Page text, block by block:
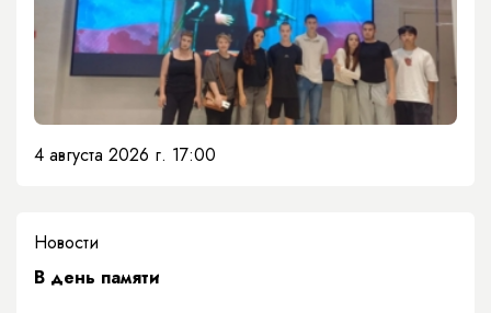
4 августа 2026 г. 17:00
Новости
​В день памяти